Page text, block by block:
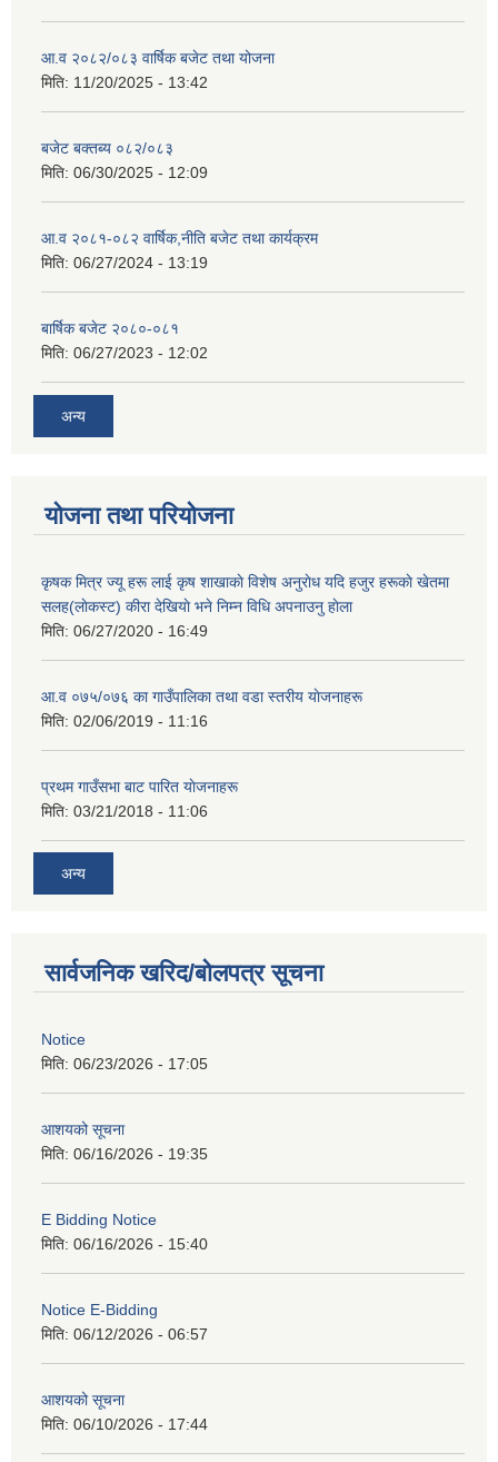
आ.व २०८२/०८३ वार्षिक बजेट तथा योजना
मिति: 11/20/2025 - 13:42
बजेट बक्तब्य ०८२/०८३
मिति: 06/30/2025 - 12:09
आ.व २०८१-०८२ वार्षिक,नीति बजेट तथा कार्यक्रम
मिति: 06/27/2024 - 13:19
बार्षिक बजेट २०८०-०८१
मिति: 06/27/2023 - 12:02
अन्य
योजना तथा परियोजना
कृषक मित्र ज्यू हरू लाई कृष शाखाकाे विशेष अनुराेध यदि हजुर हरूकाे खेतमा
सलह(लाेकस्ट) कीरा देखियाे भने निम्न विधि अपनाउनु हाेला
मिति: 06/27/2020 - 16:49
आ‍.व ०७५/०७६ का गाउँपालिका तथा वडा स्तरीय याेजनाहरू
मिति: 02/06/2019 - 11:16
प्रथम गाउँसभा बाट पारित याेजनाहरू
मिति: 03/21/2018 - 11:06
अन्य
सार्वजनिक खरिद/बोलपत्र सूचना
Notice
मिति: 06/23/2026 - 17:05
आशयको सूचना
मिति: 06/16/2026 - 19:35
E Bidding Notice
मिति: 06/16/2026 - 15:40
Notice E-Bidding
मिति: 06/12/2026 - 06:57
आशयको सूचना
मिति: 06/10/2026 - 17:44